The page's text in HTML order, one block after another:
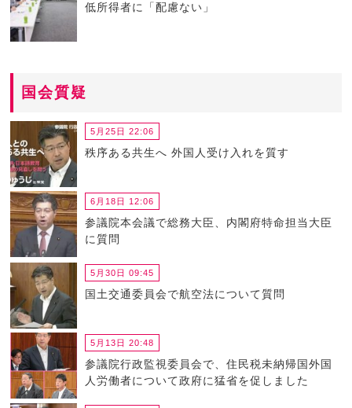
低所得者に「配慮ない」
国会質疑
5月25日 22:06
秩序ある共生へ 外国人受け入れを質す
6月18日 12:06
参議院本会議で総務大臣、内閣府特命担当大臣
に質問
5月30日 09:45
国土交通委員会で航空法について質問
5月13日 20:48
参議院行政監視委員会で、住民税未納帰国外国
人労働者について政府に猛省を促しました